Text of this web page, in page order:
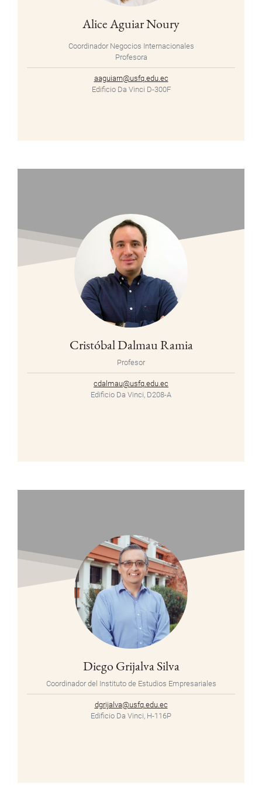
Alice Aguiar Noury
Coordinador Negocios Internacionales
Profesora
aaguiarn@usfq.edu.ec
Edificio Da Vinci D-300F
Cristóbal Dalmau Ramia
Profesor
cdalmau@usfq.edu.ec
Edificio Da Vinci, D208-A
Diego Grijalva Silva
Coordinador del Instituto de Estudios Empresariales
dgrijalva@usfq.edu.ec
Edificio Da Vinci, H-116P